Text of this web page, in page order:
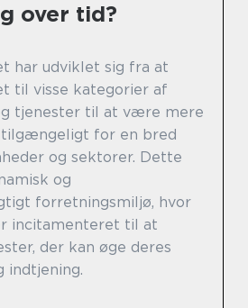
over tid?
har udviklet sig fra at
til visse kategorier af
tjenester til at være mere
for en bred
og sektorer. Dette
og
forretningsmiljø, hvor
incitamenteret til at
der kan øge deres
indtjening.